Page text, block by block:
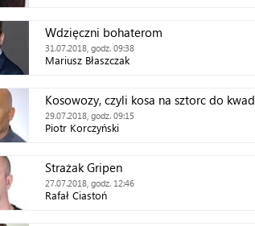
Wdzięczni bohaterom
31.07.2018, godz. 09:38
Mariusz Błaszczak
Kosowozy, czyli kosa na sztorc do
29.07.2018, godz. 09:15
Piotr Korczyński
Strażak Gripen
27.07.2018, godz. 12:46
Rafał Ciastoń